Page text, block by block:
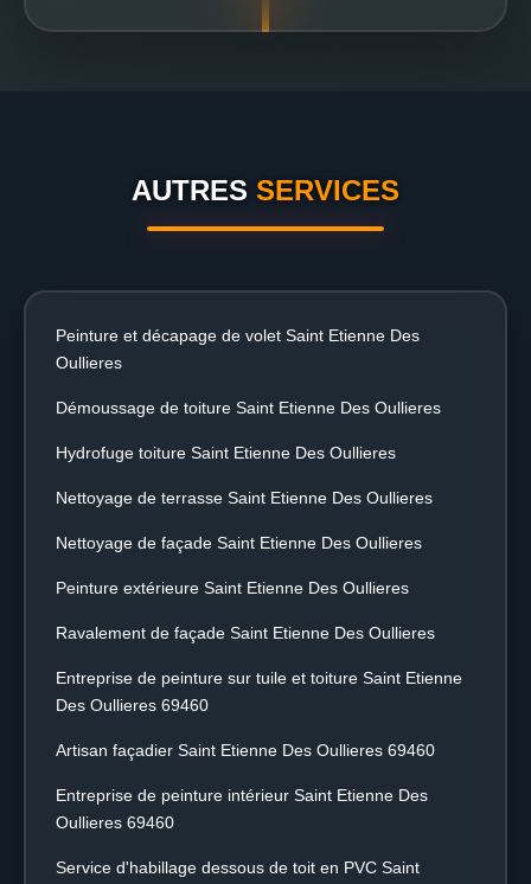
AUTRES SERVICES
Peinture et décapage de volet Saint Etienne Des
Oullieres
Démoussage de toiture Saint Etienne Des Oullieres
Hydrofuge toiture Saint Etienne Des Oullieres
Nettoyage de terrasse Saint Etienne Des Oullieres
Nettoyage de façade Saint Etienne Des Oullieres
Peinture extérieure Saint Etienne Des Oullieres
Ravalement de façade Saint Etienne Des Oullieres
Entreprise de peinture sur tuile et toiture Saint Etienne
Des Oullieres 69460
Artisan façadier Saint Etienne Des Oullieres 69460
Entreprise de peinture intérieur Saint Etienne Des
Oullieres 69460
Service d'habillage dessous de toit en PVC Saint